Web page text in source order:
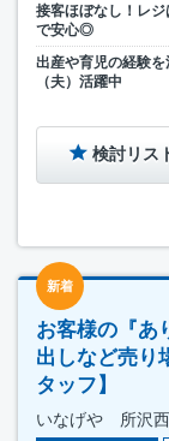
接客ほぼなし！レ
で安心◎
出産や育児の経験
（夫）活躍中
検討リス
新着
お客様の『あ
出しなど売り
タッフ】
いなげや 所沢西